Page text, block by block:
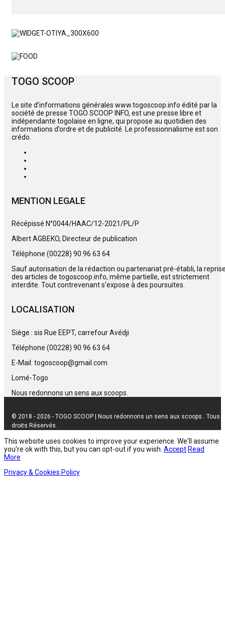
TOGO SCOOP
Le site d’informations générales www.togoscoop.info édité par la
société de presse TOGO SCOOP INFO, est une presse libre et
indépendante togolaise en ligne, qui propose au quotidien des
informations d’ordre et de publicité. Le professionnalisme est son
crédo.
MENTION LEGALE
Récépissé N°0044/HAAC/12-2021/PL/P
Albert AGBEKO, Directeur de publication
Téléphone (00228) 90 96 63 64
Sauf autorisation de la rédaction ou partenariat pré-établi, la
des articles de togoscoop.info, même partielle, est strictement
interdite. Tout contrevenant s’expose à des poursuites.
LOCALISATION
Siège : sis Rue EEPT, carrefour Avédji
Téléphone (00228) 90 96 63 64
E-Mail: togoscoop@gmail.com
Lomé-Togo
Nous redonnons un sens aux scoops.
© 2018 - 2026 - TOGO SCOOP | Nous redonnons un sens aux scoops.. Tous
droits Réservés.
This website uses cookies to improve your experience. We'll assume
you're ok with this, but you can opt-out if you wish. Accept Read
More
Privacy & Cookies Policy